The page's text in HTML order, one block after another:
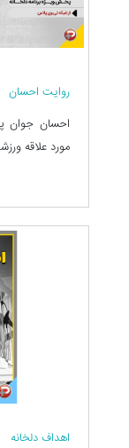
روایت احسان
احسان جوان
مورد علاقه
اهداف دلخانه